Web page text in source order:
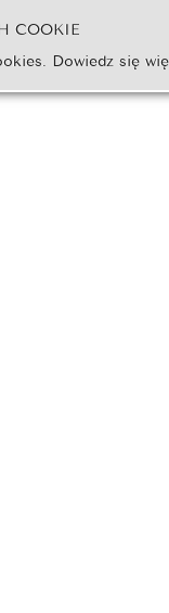
COOKIE
Dowiedz się